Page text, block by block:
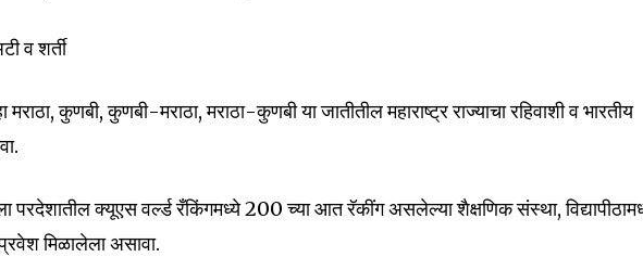
below. Don't worry, we respect your privacy and
6,300
Fans
32,111
व शर्ती
मराठा, कुणबी, कुणबी-मराठा, मराठा-कुणबी या जातीतील महाराष्ट्र राज्याचा रहिवाशी व भारतीय
परदेशातील क्यूएस वर्ल्ड रँकिंगमध्ये 200 च्या आत रॅकींग असलेल्या शैक्षणिक संस्था,
मिळालेला असावा.